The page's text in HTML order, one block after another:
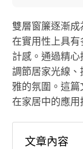
雙層窗簾逐漸成
在實用性上具有
計感。通過精
調節居家光線、
雅的氛圍。這篇
在家居中的應用
文章內容